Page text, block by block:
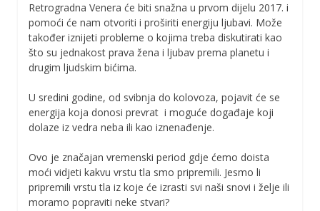
Retrogradna Venera će biti snažna u prvom dijelu 2017. i
pomoći će nam otvoriti i proširiti energiju ljubavi. Može
također iznijeti probleme o kojima treba diskutirati kao
što su jednakost prava žena i ljubav prema planetu i
drugim ljudskim bićima.
U sredini godine, od svibnja do kolovoza, pojavit će se
energija koja donosi prevrat i moguće događaje koji
dolaze iz vedra neba ili kao iznenađenje.
Ovo je značajan vremenski period gdje ćemo doista
moći vidjeti kakvu vrstu tla smo pripremili. Jesmo li
pripremili vrstu tla iz koje će izrasti svi naši snovi i želje ili
moramo popraviti neke stvari?